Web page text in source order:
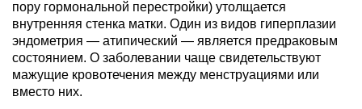
пору гормональной перестройки) утолщается
внутренняя стенка матки. Один из видов гиперплазии
эндометрия — атипический — является предраковым
состоянием. О заболевании чаще свидетельствуют
мажущие кровотечения между менструациями или
вместо них.